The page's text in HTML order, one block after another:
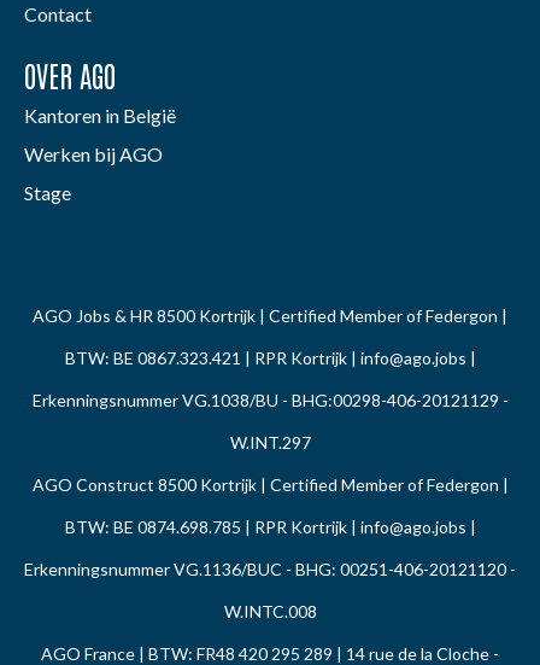
Contact
OVER AGO
Kantoren in België
Werken bij AGO
Stage
AGO Jobs & HR 8500 Kortrijk | Certified Member of Federgon |
BTW: BE 0867.323.421 | RPR Kortrijk | info@ago.jobs |
Erkenningsnummer VG.1038/BU - BHG:00298-406-20121129 -
W.INT.297
AGO Construct 8500 Kortrijk | Certified Member of Federgon |
BTW: BE 0874.698.785 | RPR Kortrijk | info@ago.jobs |
Erkenningsnummer VG.1136/BUC - BHG: 00251-406-20121120 -
W.INTC.008
AGO France | BTW: FR48 420 295 289 | 14 rue de la Cloche -